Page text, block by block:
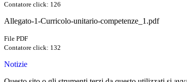
Contatore click: 126
Allegato-1-Curricolo-unitario-competenze_1.pdf
File PDF
Contatore click: 132
Notizie